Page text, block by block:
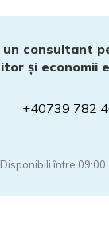
un consultant
și economii
+40739 782
Disponibili între 09:00